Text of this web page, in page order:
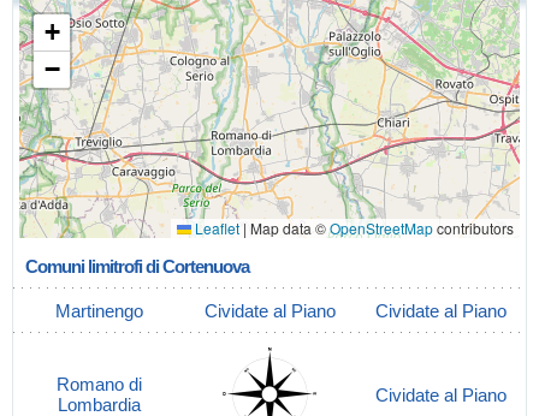
+
−
Leaflet | Map data ©OpenStreetMapcontributors
Comuni limitrofi di Cortenuova
Martinengo Cividate al Piano Cividate al Piano
Romano di
Lombardia
Cividate al Piano